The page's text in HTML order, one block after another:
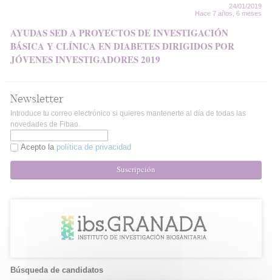
24/01/2019
Hace 7 años, 6 meses
AYUDAS SED A PROYECTOS DE INVESTIGACIÓN
BÁSICA Y CLÍNICA EN DIABETES DIRIGIDOS POR
JÓVENES INVESTIGADORES 2019
Newsletter
Introduce tu correo electrónico si quieres mantenerte al día de todas las
novedades de Fibao.
Acepto la política de privacidad
Suscripción
Búsqueda de candidatos